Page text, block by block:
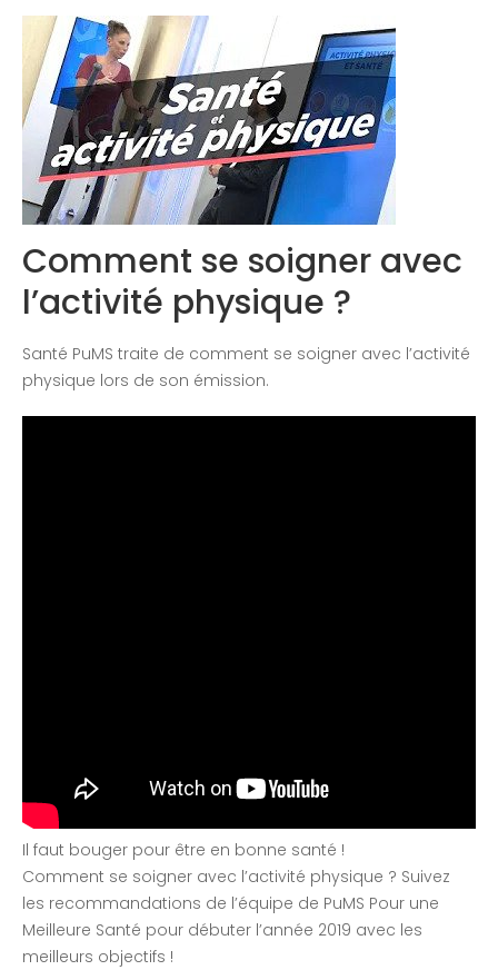
Congrès 2019
Congrès 2020
Comment se soigner avec
l’activité physique ?
Santé PuMS traite de comment se soigner avec l’activité
physique lors de son émission.
Il faut bouger pour être en bonne santé !
Comment se soigner avec l’activité physique ? Suivez
les recommandations de l’équipe de PuMS Pour une
Meilleure Santé pour débuter l’année 2019 avec les
meilleurs objectifs !